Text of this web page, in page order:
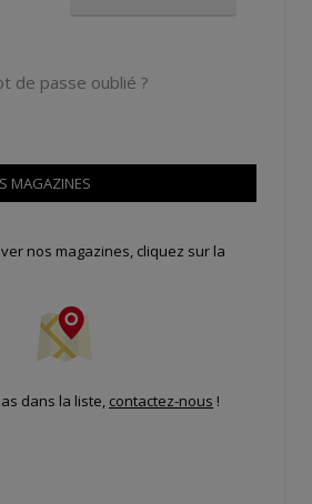
de passe oublié ?
MAGAZINES
nos magazines, cliquez sur la
dans la liste, contactez-nous !